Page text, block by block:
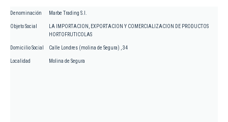
Denominación Marbe Trading S.l.
Objeto Social
LA IMPORTACION, EXPORTACION Y COMERCIALIZACION DE PRODUCTOS
HORTOFRUTICOLAS
Domicilio Social Calle Londres (molina de Segura) , 34
Localidad Molina de Segura